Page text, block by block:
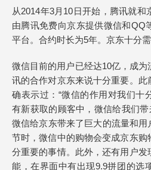
从2014年3月10日开始，腾讯就和
由腾讯免费向京东提供微信和QQ
平台。合约时长为5年。京东十分
微信目前的用户已经达10亿，成
讯的合作对京东来说十分重要。此
确表示过：“微信的作用对我们十
有新获取的顾客中，微信给我们
微信给京东带来了巨大的流量和用
节时，微信中的购物会变成京东
分重要的事情。此外，还有用户
能，在界面中有出现9.9拼团的选